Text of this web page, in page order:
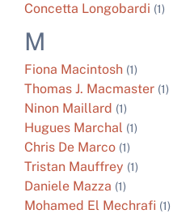
Concetta Longobardi (1)
M
Fiona Macintosh (1)
Thomas J. Macmaster (1)
Ninon Maillard (1)
Hugues Marchal (1)
Chris De Marco (1)
Tristan Mauffrey (1)
Daniele Mazza (1)
Mohamed El Mechrafi (1)